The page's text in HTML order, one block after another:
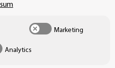
PROGRAMM
Marketing
Analytics